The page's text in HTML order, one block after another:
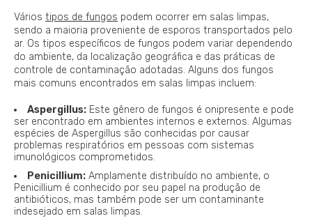
Vários tipos de fungos podem ocorrer em salas limpas,
sendo a maioria proveniente de esporos transportados pelo
ar. Os tipos específicos de fungos podem variar dependendo
do ambiente, da localização geográfica e das práticas de
controle de contaminação adotadas. Alguns dos fungos
mais comuns encontrados em salas limpas incluem:
Aspergillus: Este gênero de fungos é onipresente e pode
ser encontrado em ambientes internos e externos. Algumas
espécies de Aspergillus são conhecidas por causar
problemas respiratórios em pessoas com sistemas
imunológicos comprometidos.
Penicillium: Amplamente distribuído no ambiente, o
Penicillium é conhecido por seu papel na produção de
antibióticos, mas também pode ser um contaminante
indesejado em salas limpas.